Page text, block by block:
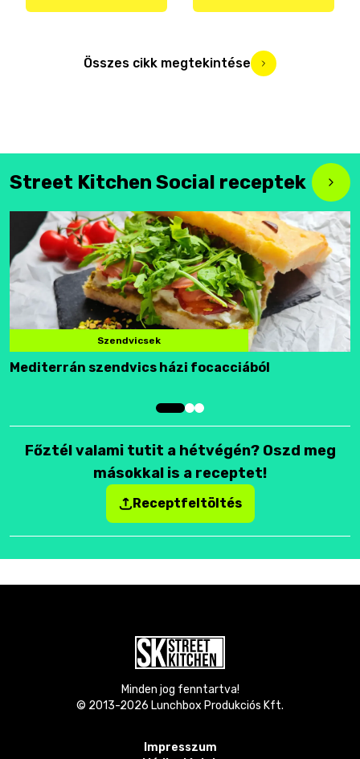
Összes cikk megtekintése
Street Kitchen Social receptek
Szendvicsek
Mediterrán szendvics házi focacciából
Főztél valami tutit a hétvégén? Oszd meg
másokkal is a receptet!
Receptfeltöltés
Minden jog fenntartva!
© 2013-2026 Lunchbox Produkciós Kft.
Impresszum